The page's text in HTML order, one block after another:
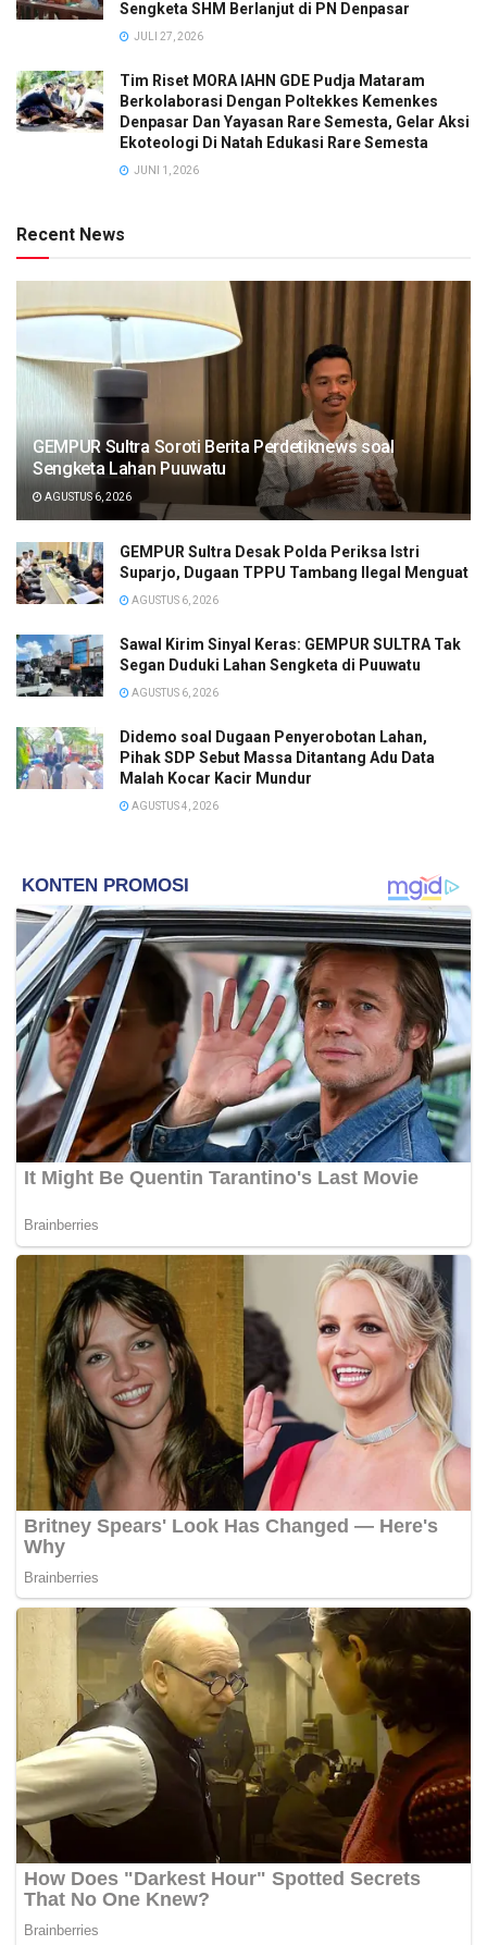
Sengketa SHM Berlanjut di PN Denpasar
JULI 27, 2026
Tim Riset MORA IAHN GDE Pudja Mataram
Berkolaborasi Dengan Poltekkes Kemenkes
Denpasar Dan Yayasan Rare Semesta, Gelar Aksi
Ekoteologi Di Natah Edukasi Rare Semesta
JUNI 1, 2026
Recent News
GEMPUR Sultra Soroti Berita Perdetiknews soal
Sengketa Lahan Puuwatu
AGUSTUS 6, 2026
GEMPUR Sultra Desak Polda Periksa Istri
Suparjo, Dugaan TPPU Tambang Ilegal Menguat
AGUSTUS 6, 2026
Sawal Kirim Sinyal Keras: GEMPUR SULTRA Tak
Segan Duduki Lahan Sengketa di Puuwatu
AGUSTUS 6, 2026
Didemo soal Dugaan Penyerobotan Lahan,
Pihak SDP Sebut Massa Ditantang Adu Data
Malah Kocar Kacir Mundur
AGUSTUS 4, 2026